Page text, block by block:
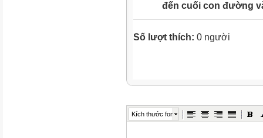
đến cuối con đường
Số lượt thích: 0 người
Kích thước font